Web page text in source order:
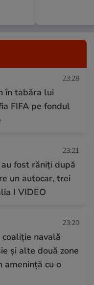
23:28
în tabăra lui
FIFA pe fondul
23:21
fost răniți după
un autocar, trei
I VIDEO
23:20
navală
și alte două zone
amenință cu o